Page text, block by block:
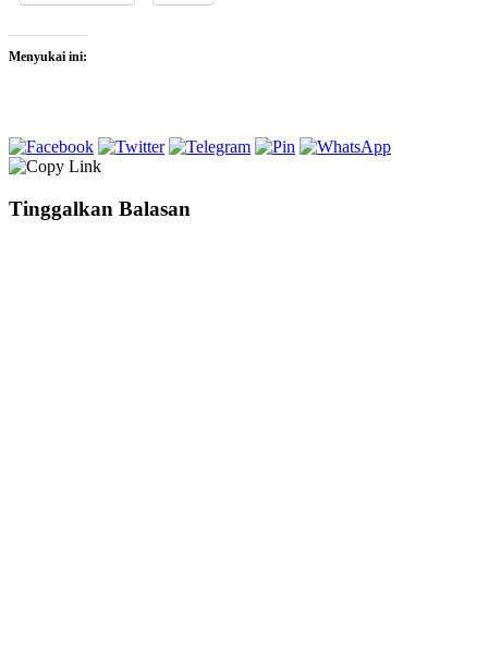
Menyukai ini:
Tinggalkan Balasan